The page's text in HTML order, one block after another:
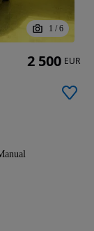
1 / 6
2 500 EUR